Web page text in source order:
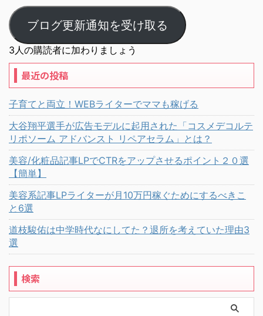
ブログ更新通知を受け取る
3人の購読者に加わりましょう
最近の投稿
子育てと両立！WEBライターでママも稼げる
大谷翔平選手が広告モデルに起用された「コスメデコルテ
リポソーム アドバンスト リペアセラム」とは？
美容/化粧品記事LPでCTRをアップさせるポイント２０選
【簡単】
美容系記事LPライターが月10万円稼ぐためにするべきこ
と6選
道枝駿佑は中学時代なにしてた？退所を考えていた理由3
選
検索